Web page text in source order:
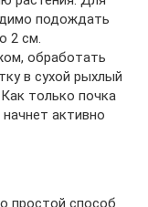
подождать
2 см.
обработать
в сухой рыхлый
только почка
активно
простой способ